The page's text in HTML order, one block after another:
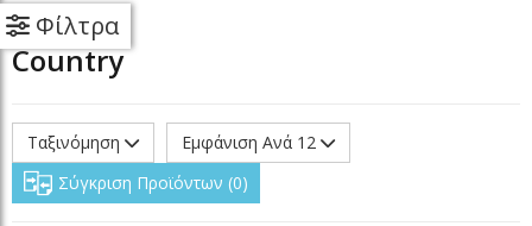
Φίλτρα
Country
Ταξινόμηση
Εμφάνιση Ανά 12
Σύγκριση Προϊόντων 0